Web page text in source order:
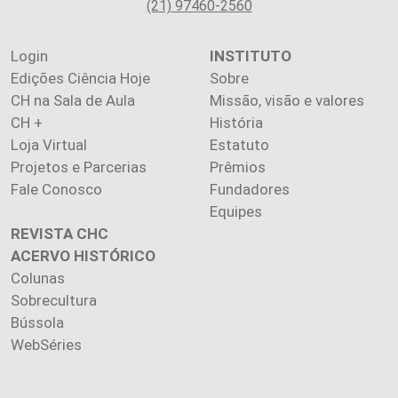
(21) 97460-2560
Login
Edições Ciência Hoje
CH na Sala de Aula
CH +
Loja Virtual
Projetos e Parcerias
Fale Conosco
INSTITUTO
Sobre
Missão, visão e valores
História
Estatuto
Prêmios
Fundadores
Equipes
REVISTA CHC
ACERVO HISTÓRICO
Colunas
Sobrecultura
Bússola
WebSéries